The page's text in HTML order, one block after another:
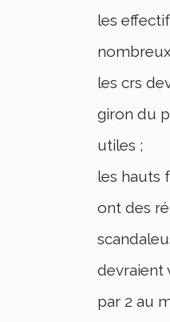
les
nombreux
les crs
giron du
utiles ;
les hauts
ont des
devraient
par 2 au